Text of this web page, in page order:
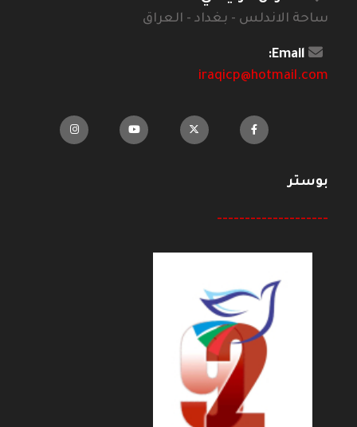
ساحة الاندلس - بغداد - العراق
Email:
iraqicp@hotmail.com
بوستر
--------------------